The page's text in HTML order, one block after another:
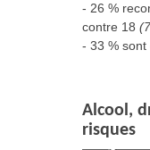
- 26 %
contre 18
- 33 %
Alcool,
risques